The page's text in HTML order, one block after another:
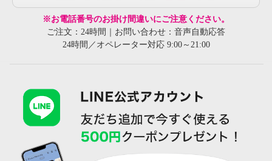
※お電話番号のお掛け間違いにご注意ください。
ご注文：24時間｜お問い合わせ：音声自動応答
24時間／オペレーター対応 9:00～21:00